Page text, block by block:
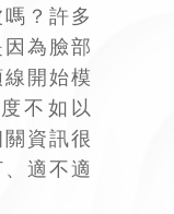
？許多
為臉部
開始模
不如以
資訊很
適不適